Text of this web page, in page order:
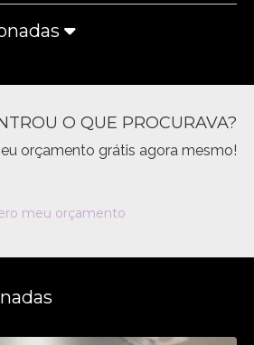
O QUE PROCURAVA?
orçamento grátis agora mesmo!
meu orçamento